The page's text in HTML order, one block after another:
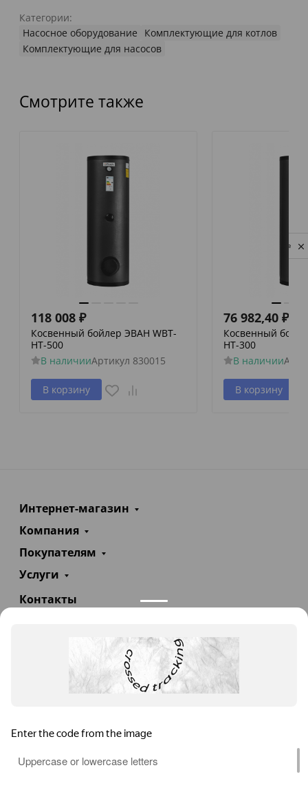
Категории:
Насосное оборудование
Комплектующие для котлов
Комплектующие для насосов
Смотрите также
118 008 ₽
Косвенный бойлер ЭВАН WBT-
HT-500
В наличииАртикул 830015
В корзину
76 982,40 ₽
Косвенный
HT-300
В наличии
В корзину
Интернет-магазин
Компания
Покупателям
Услуги
Контакты
info@teploexpert.com
Пн—Сб 09:00 – 18:00
TeploExpert.com © 2008 - 2026 Оборудование для
систем отопления, водоснабжения, канализации
Privacy notice